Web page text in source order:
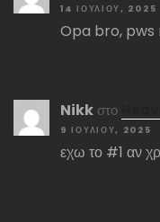
14 ΙΟΥΛΊΟΥ, 2025
Opa bro,
Nikk στο
9 ΙΟΥΛΊΟΥ, 2025
εχω το #1 αν